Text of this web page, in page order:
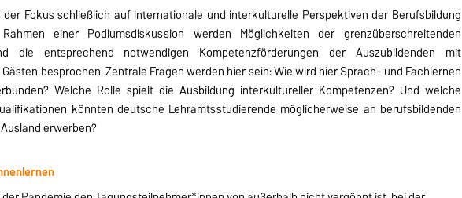
der Fokus schließlich auf internationale und interkulturelle Perspektiven der Berufsbildung
einer Podiumsdiskussion werden Möglichkeiten der grenzüberschreitenden
die entsprechend notwendigen Kompetenzförderungen der Auszubildenden mit
besprochen. Zentrale Fragen werden hier sein: Wie wird hier Sprach- und Fachlernen
Welche Rolle spielt die Ausbildung interkultureller Kompetenzen? Und welche
könnten deutsche Lehramtsstudierende möglicherweise an berufsbildenden
erwerben?